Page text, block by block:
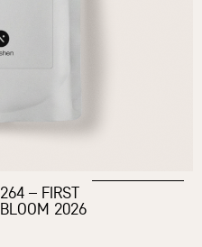
264 – FIRST
BLOOM 2026